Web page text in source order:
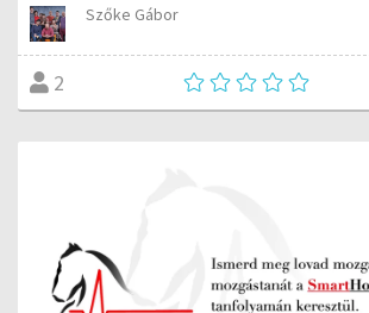
Szőke Gábor
2